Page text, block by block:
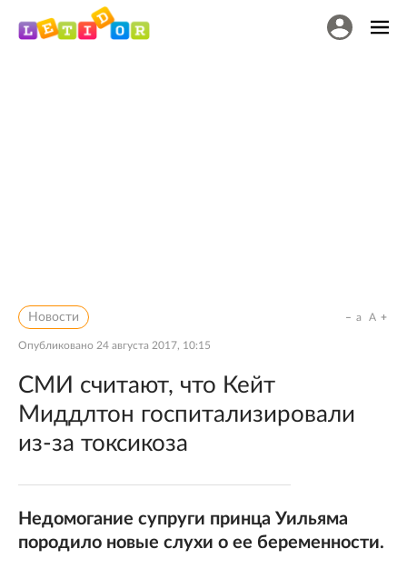
Новости
Опубликовано 24 августа 2017, 10:15
a A
СМИ считают, что Кейт
Миддлтон госпитализировали
из-за токсикоза
Недомогание супруги принца Уильяма
породило новые слухи о ее беременности.